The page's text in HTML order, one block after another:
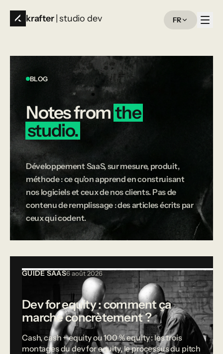
krafter | studio dev FR
BLOG
Notesfrom the
studio.
Développement SaaS, sur mesure, produit,
méthode : ce qu’on apprend en construisant
nos logiciels et ceux de nos clients. Pas de
contenu de remplissage : des articles écrits par
ceux qui codent.
GUIDE SAAS6 août 2026
Dev for equity : comment ça
marche concrètement ?
Cash, cash + equity ou 100 % equity : les trois
montages du dev for equity, le processus du pitch